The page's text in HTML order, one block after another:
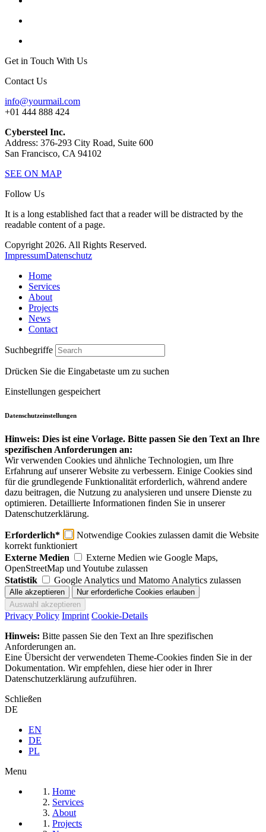
Get in Touch With Us
Contact Us
info@yourmail.com
+01 444 888 424
Cybersteel Inc.
Address: 376-293 City Road, Suite 600
San Francisco, CA 94102
SEE ON MAP
Follow Us
It is a long established fact that a reader will be distracted by the
readable content of a page.
Copyright 2026. All Rights Reserved.
ImpressumDatenschutz
Home
Services
About
Projects
News
Contact
Suchbegriffe
Drücken Sie die Eingabetaste um zu suchen
Einstellungen gespeichert
Datenschutzeinstellungen
Hinweis: Dies ist eine Vorlage. Bitte passen Sie den Text an Ihre
spezifischen Anforderungen an:
Wir verwenden Cookies und ähnliche Technologien, um Ihre
Erfahrung auf unserer Website zu verbessern. Einige Cookies sind
für die grundlegende Funktionalität erforderlich, während andere
dazu beitragen, die Nutzung zu analysieren und unsere Dienste zu
optimieren. Detaillierte Informationen finden Sie in unserer
Datenschutzerklärung.
Erforderlich*
Notwendige Cookies zulassen damit die Website
korrekt funktioniert
Externe Medien
Externe Medien wie Google Maps,
OpenStreetMap und Youtube zulassen
Statistik
Google Analytics und Matomo Analytics zulassen
Privacy Policy Imprint Cookie-Details
Hinweis: Bitte passen Sie den Text an Ihre spezifischen
Anforderungen an.
Eine Übersicht der verwendeten Theme-Cookies finden Sie in der
Dokumentation. Wir empfehlen, diese hier oder in Ihrer
Datenschutzerklärung aufzuführen.
Schließen
DE
EN
DE
PL
Menu
Home
Services
About
Projects